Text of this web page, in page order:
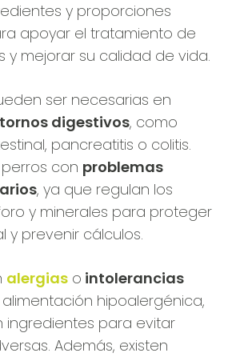
y proporciones
apoyar el tratamiento de
y mejorar su calidad de vida.
ser necesarias en
digestivos, como
pancreatitis o colitis.
con problemas
, ya que regulan los
y minerales para proteger
y prevenir cálculos.
alergias o intolerancias
hipoalergénica,
ingredientes para evitar
Además, existen